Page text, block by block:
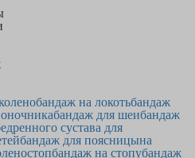
бандаж на локотьбандаж
бандаж для шеибандаж
сустава для
бандаж для поясницына
бандаж на стопубандаж